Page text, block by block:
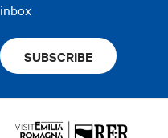
inbox
SUBSCRIBE